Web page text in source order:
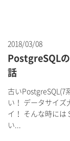
2018/03/08
PostgreSQL
話
古いPostgreSQL(7
い！ データサイ
イ！ そんな時に
い...